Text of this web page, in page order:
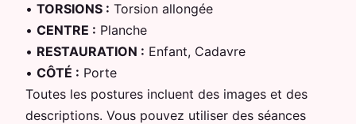
• TORSIONS : Torsion allongée
• CENTRE : Planche
• RESTAURATION : Enfant, Cadavre
• CÔTÉ : Porte
Toutes les postures incluent des images et des
descriptions. Vous pouvez utiliser des séances